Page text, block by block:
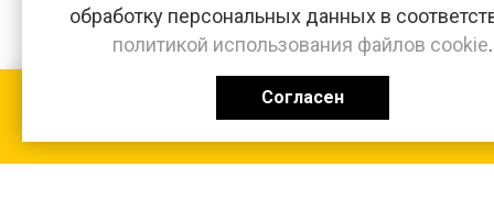
обработку персональных данных в
политикой использования файлов cookie.
Согласен